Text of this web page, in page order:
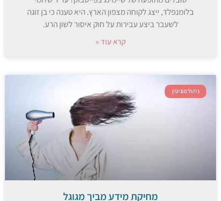
בלומנפלד, ייצג לקוחה מצפון הארץ. היא טענה כי בן זוגה
לשעבר ביצע עבירות על חוק איסור לשון הרע.
קרא עוד »
ניהול מוניטין
מחיקת מידע מביך מגוגל